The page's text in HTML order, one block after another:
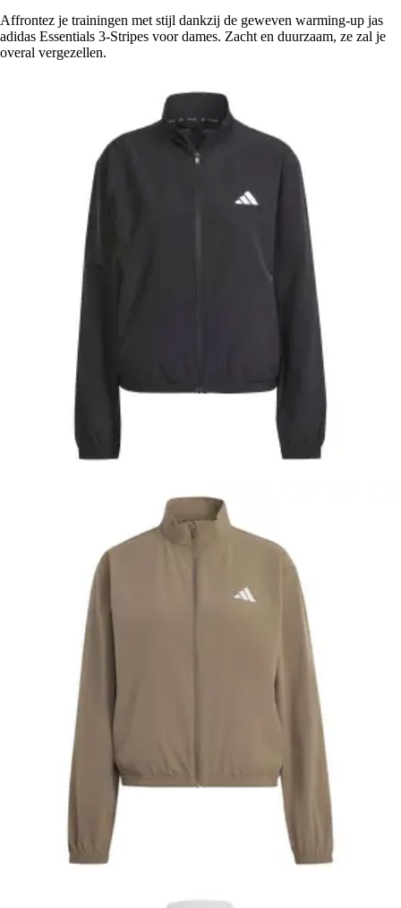
Affrontez je trainingen met stijl dankzij de geweven warming-up jas
adidas Essentials 3-Stripes voor dames. Zacht en duurzaam, ze zal je
overal vergezellen.